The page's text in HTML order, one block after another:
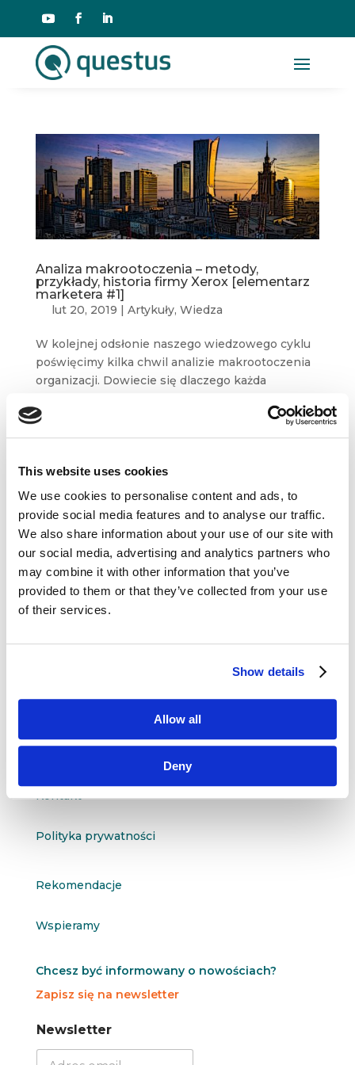
This website uses cookies
We use cookies to personalise content and ads, to
provide social media features and to analyse our traffic.
We also share information about your use of our site with
our social media, advertising and analytics partners who
may combine it with other information that you’ve
provided to them or that they’ve collected from your use
of their services.
Show details
Allow all
Deny
Analiza makrootoczenia – metody,
przykłady, historia firmy Xerox [elementarz
marketera #1]
lut 20, 2019 | Artykuły, Wiedza
W kolejnej odsłonie naszego wiedzowego cyklu
poświęcimy kilka chwil analizie makrootoczenia
organizacji. Dowiecie się dlaczego każda
trendy społeczne, prawne, ekonomiczne
i technologiczne, a także w jaki sposób możemy
Dane kontaktowe

questus
91-811 Łódź
 questus@questus.pl
Kontakt
Polityka prywatności
Rekomendacje
Wspieramy
Chcesz być informowany o nowościach?
Zapisz się na newsletter
N
N
Newsletter